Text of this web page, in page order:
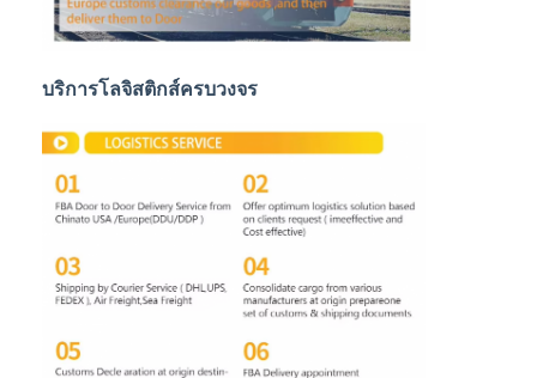
บริการจัดเก็บ
บริการโลจิสติกส์ครบวงจร